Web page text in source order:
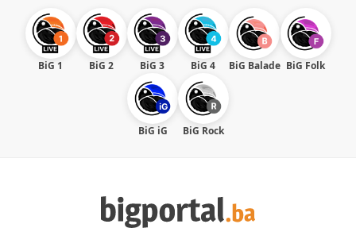
BiG 1 BiG 2 BiG 3 BiG 4 BiG Balade BiG Folk
BiG iG BiG Rock